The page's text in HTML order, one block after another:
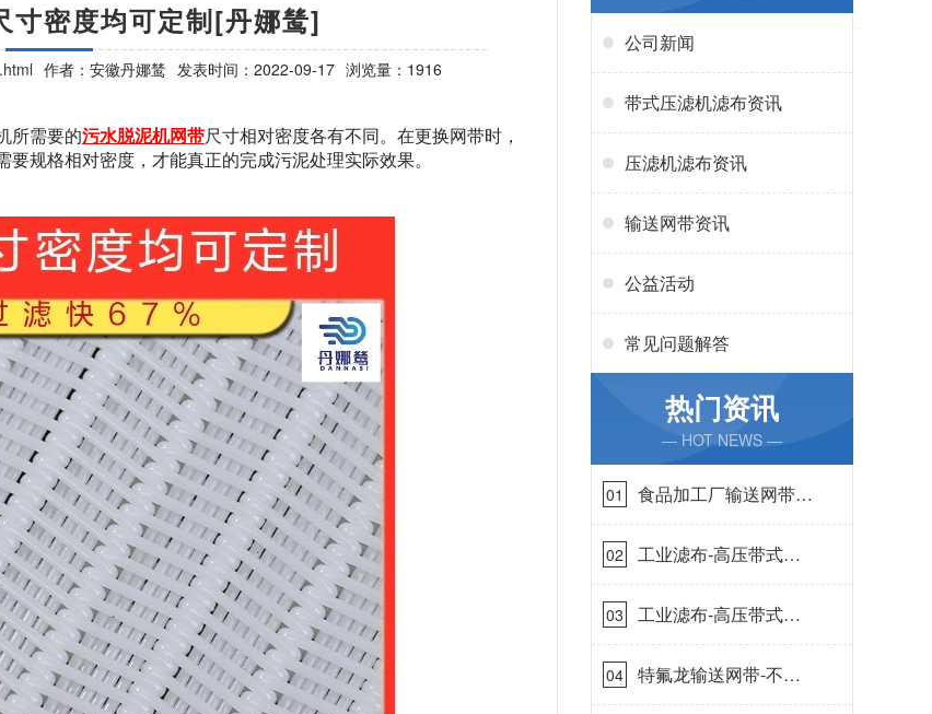
寸密度均可定制[丹娜鸶]
作者：安徽丹娜鸶 发表时间：2022-09-17 浏览量：1916
所需要的污水脱泥机网带尺寸相对密度各有不同。在更换网带时，
规格相对密度，才能真正的完成污泥处理实际效果。
公司新闻
带式压滤机滤布资讯
压滤机滤布资讯
输送网带资讯
公益活动
常见问题解答
热门资讯
— HOT NEWS —
01
食品加工厂输送网带哪
里有-耐温耐磨{丹娜鸶
过滤}
02
工业滤布-高压带式滤
布需要高强耐磨吗{丹
娜鸶过滤}
03
工业滤布-高压带式滤
布一定要高强耐磨{丹
娜鸶过滤}
04
特氟龙输送网带-不惧
高温{丹娜鸶过滤}